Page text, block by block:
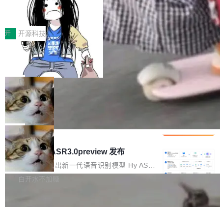
理两个方面，让用户的每一份算力都看得清、管
得住、用得稳、省得下、更安全！ 一、从现在开
始，Token使用一目...
作者）、Quoc Le（Google 大脑核心成员，Se
q2Seq 和 DocAI 的共同发明人）以及 Oriol Vin
yals（Gemini 联合负责人，AlphaSta...
耳科技研发的企业级终端编码智能体——一位全
中文驱动的数字员工，自主理解需求、规划步
骤、编写代码。不挑模型、不挑平台，curl 一行
装完即用。 开源地址：Gitee · GitCode · GitHu
b 安装 支持 Java 8+（8~26）、macOS / Linu
x / Windows / Harmony PC。 # macOS / Linu
x / Harmony PC curl -fsSL https://solon.noea
r.org/solon...
让“代码语义理解”深度释放AI Coding
价值潜能：华为云码道（CodeArts）
代码仓技术解析
一、代码仓深度理解技术的作用与价值 在软件工
程实践中，代码仓是企业核心知识资产的主要载
体。企业级代码仓库通常包含数十万乃至数百万
个文件，其规模远超单次模型调用可承载的上下
文窗口。随着项目规模的持续扩张与代码历史的
不断累积，代码仓中的模块关系、接口契约、业
务逻辑等关键信息往往分散于数十乃至数百个文
件之中，形成高度复杂的知识关联网络。传统的
代码检索手段（如关键词匹配、目录遍历）仅能
在语法层面完成文本定位，难以触及代码的语义
内涵与结构关联，导致开发者使用代码智能体在
理解大规模代码仓时面临显著"代码仓理解"瓶
颈。 代码仓深度理解服务（以下简称" CodeBas
e深度理解服务"）是华为云码道（CodeA...
开 开源科技
一条“删库”命令跑 17 小时，算法工程
师删光 89TB 数据只为干私活
最高人民检察院8月4日公布了一起案件：北京一
名90后算法工程师王某，为了给自己接的私活腾
服务器空间，删光了公司AI游戏部门的全部核心
数据。 王某2024年1月入职东城区某科技公司AI
短剧部门，有互联网大厂背景。在公司内部架构
调整期间，部门三次通知全员将数据从A集群迁
移到B集群，王某都回复了"收到"。 他没有迁移
数据。2024年9月3日下午4点，他使用此前登录
的账号密码进入A集群，输入了一条被程序员圈
称为"删库跑路"的命令——最高管理员权限、无
局
Cloudflare 分享推理优化实践：KV ca
che 量化 + 权重压缩，吞吐量提升 4
1%，成本降 30%
Kimi 和 GLM 是当前最强的大模型系列之一，但
它们有一个共同的问题：太吃显存了。月之暗面
的 Kimi K 系列和智谱的 GLM 都是长上下文、M
oE 架构的大模型，好用到让人上瘾，但 GPU 显
存永远不够用。 Cloudflare 的 Workers AI 团队
一直在跑这些模型的推理。他们在官方博客上发
局
腾讯混元 Hy ASR3.0preview 发布
腾讯混元正式推出新一代语音识别模型 Hy ASR
3.0preview。基于最新一代大语言模型 Hy3 的
白开水不加糖